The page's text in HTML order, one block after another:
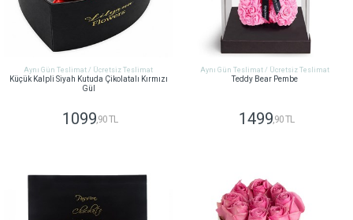
Aynı Gün Teslimat / Ücretsiz Teslimat
Küçük Kalpli Siyah Kutuda Çikolatalı Kırmızı
Gül
1099 ,90 TL
Aynı Gün Teslimat / Ücretsiz Teslimat
Teddy Bear Pembe
1499 ,90 TL